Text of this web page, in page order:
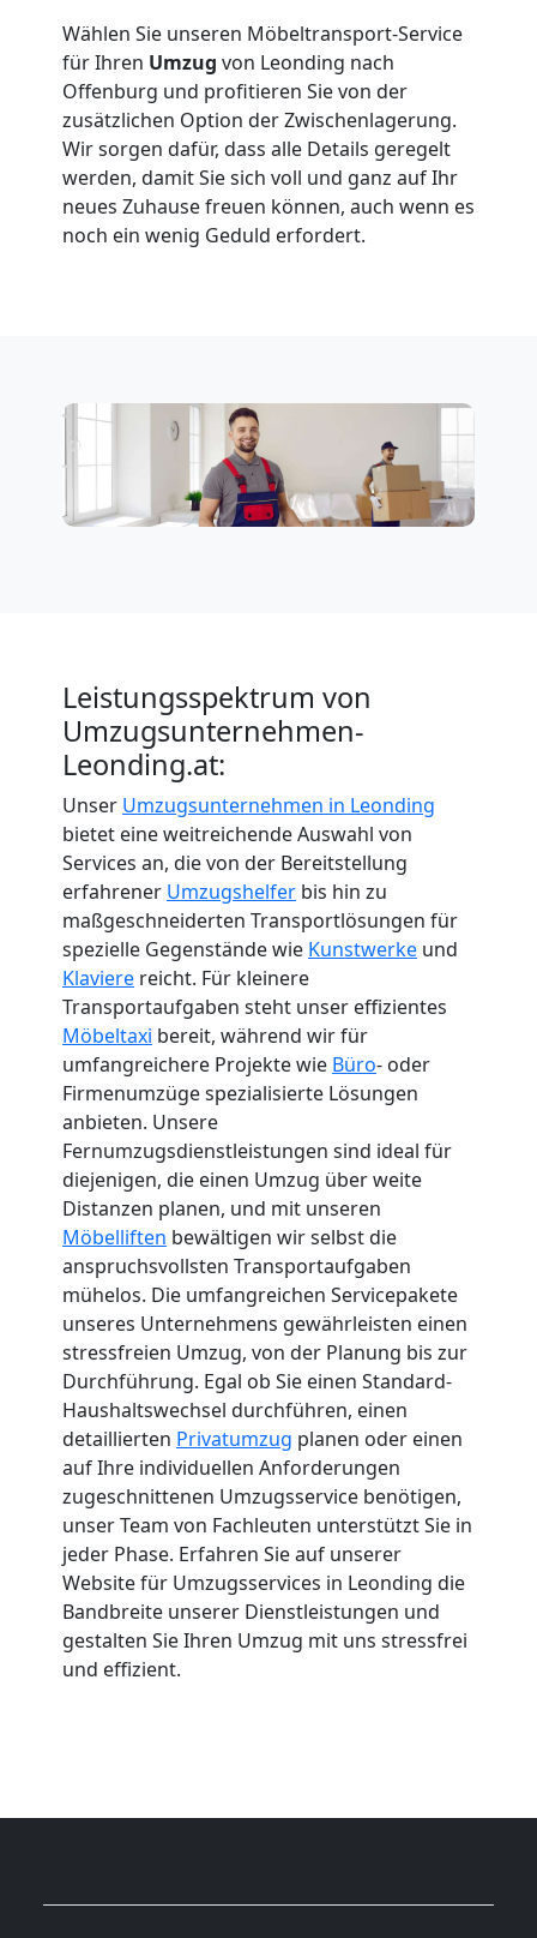
Wählen Sie unseren Möbeltransport-Service
für Ihren Umzug von Leonding nach
Offenburg und profitieren Sie von der
zusätzlichen Option der Zwischenlagerung.
Wir sorgen dafür, dass alle Details geregelt
werden, damit Sie sich voll und ganz auf Ihr
neues Zuhause freuen können, auch wenn es
noch ein wenig Geduld erfordert.
Leistungsspektrum von
Umzugsunternehmen-
Leonding.at:
Unser Umzugsunternehmen in Leonding
bietet eine weitreichende Auswahl von
Services an, die von der Bereitstellung
erfahrener Umzugshelfer bis hin zu
maßgeschneiderten Transportlösungen für
spezielle Gegenstände wie Kunstwerke und
Klaviere reicht. Für kleinere
Transportaufgaben steht unser effizientes
Möbeltaxi bereit, während wir für
umfangreichere Projekte wie Büro- oder
Firmenumzüge spezialisierte Lösungen
anbieten. Unsere
Fernumzugsdienstleistungen sind ideal für
diejenigen, die einen Umzug über weite
Distanzen planen, und mit unseren
Möbelliften bewältigen wir selbst die
anspruchsvollsten Transportaufgaben
mühelos. Die umfangreichen Servicepakete
unseres Unternehmens gewährleisten einen
stressfreien Umzug, von der Planung bis zur
Durchführung. Egal ob Sie einen Standard-
Haushaltswechsel durchführen, einen
detaillierten Privatumzug planen oder einen
auf Ihre individuellen Anforderungen
zugeschnittenen Umzugsservice benötigen,
unser Team von Fachleuten unterstützt Sie in
jeder Phase. Erfahren Sie auf unserer
Website für Umzugsservices in Leonding die
Bandbreite unserer Dienstleistungen und
gestalten Sie Ihren Umzug mit uns stressfrei
und effizient.